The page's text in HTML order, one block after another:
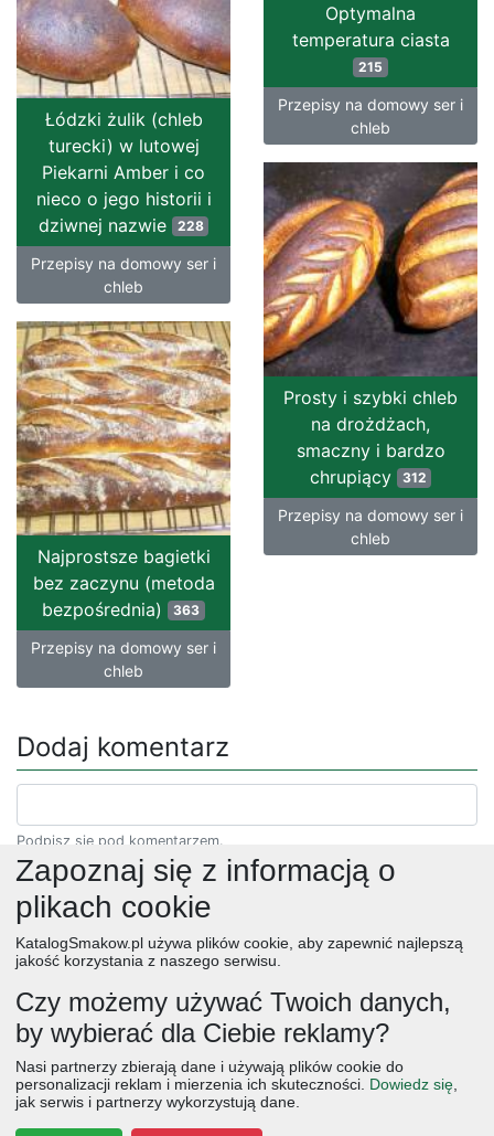
Optymalna
temperatura ciasta
215
Przepisy na domowy ser i
chleb
Łódzki żulik (chleb
turecki) w lutowej
Piekarni Amber i co
nieco o jego historii i
dziwnej nazwie
228
Przepisy na domowy ser i
chleb
Prosty i szybki chleb
na drożdżach,
smaczny i bardzo
chrupiący
312
Przepisy na domowy ser i
chleb
Najprostsze bagietki
bez zaczynu (metoda
bezpośrednia) 363
Przepisy na domowy ser i
chleb
Dodaj komentarz
Podpisz się pod komentarzem.
salatki
boże narodzenie warzywa wielkanoc
przekaski
dania główne
jajka wegetariańskie czekolada
Zapoznaj się z informacją o
plikach cookie
KatalogSmakow.pl używa plików cookie, aby zapewnić najlepszą
jakość korzystania z naszego serwisu.
Czy możemy używać Twoich danych,
by wybierać dla Ciebie reklamy?
Nasi partnerzy zbierają dane i używają plików cookie do
personalizacji reklam i mierzenia ich skuteczności. Dowiedz się
jak serwis i partnerzy wykorzystują dane.